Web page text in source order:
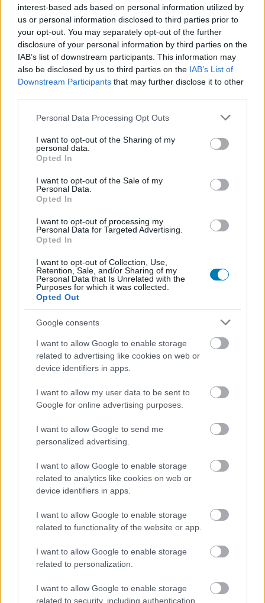
interest-based ads based on personal information utilized by
us or personal information disclosed to third parties prior to
your opt-out. You may separately opt-out of the further
disclosure of your personal information by third parties on the
IAB’s list of downstream participants. This information may
also be disclosed by us to third parties on the IAB’s List of
Downstream Participants that may further disclose it to other
Please note that this website/app uses one or more Google
not limited to your visit or usage behaviour. You may click to
grant or deny consent to Google and its third-party tags to
use your data for below specified purposes in below Google
consent section.
Personal Data Processing Opt Outs
I want to opt-out of the Sharing of my
personal data.
Opted In
I want to opt-out of the Sale of my
Personal Data.
Opted In
I want to opt-out of processing my
Personal Data for Targeted Advertising.
Opted In
I want to opt-out of Collection, Use,
Retention, Sale, and/or Sharing of my
Personal Data that Is Unrelated with the
Purposes for which it was collected.
Opted Out
Google consents
I want to allow Google to enable storage
related to advertising like cookies on web or
device identifiers in apps.
I want to allow my user data to be sent to
Google for online advertising purposes.
I want to allow Google to send me
personalized advertising.
I want to allow Google to enable storage
related to analytics like cookies on web or
device identifiers in apps.
I want to allow Google to enable storage
related to functionality of the website or app.
I want to allow Google to enable storage
related to personalization.
I want to allow Google to enable storage
related to security, including authentication
(aki mélységesen lenézte és komolytalannak tartotta a
videójátékokat) arrogánsan visszautasította a
százalékos részesedést a jövőbeli bevételekből, és
inkább egy nevetségesen alacsony fix összegért,
nagyjából 35 ezer lengyel zlotyiért (akkori árfolyamon
számolva kb. 2-2,5 millió forintért) passzolta el a jogokat
már tudjuk, hogy hatalmasat tévedett, viszont kezdetben
nagyon úgy tűnt, neki lesz igaza.
Nem akarsz lemaradni semmiről?
Rengeteg hír és cikk vár rád, lehet, hogy éppen nem
hogy naprakész maradj, kiválogatjuk neked a
legjobbakat,
Kijelentem, hogy az
Feliratkozom
A mindössze 15 fős, tapasztalat szintjén nullához
konvergáló fejlesztőcsapatnak ugyanis valójában
fogalma sem volt arról, hogyan kell összerakni egy
masszív szerepjátékot. Nem csoda, hogy a projekt
legelső változata lényegében egy izometrikus Diablo-
klónként végezte, amelyet a nyugati kiadók gondolkodás
nélkül söpörtek le az asztalról.